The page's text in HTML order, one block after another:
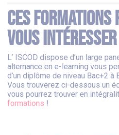
Ces
vous intéresser
L’ ISCOD dispose d’un large
alternance en e-learning vous
d’un diplôme de niveau Bac+2 à
Vous trouverez ci-dessous un
vous pourrez trouver en
formations !